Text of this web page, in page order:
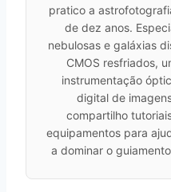
pratico a
de dez anos.
nebulosas e galáxias
CMOS resfriados,
instrumentação
digital de
compartilho
equipamentos para
a dominar o